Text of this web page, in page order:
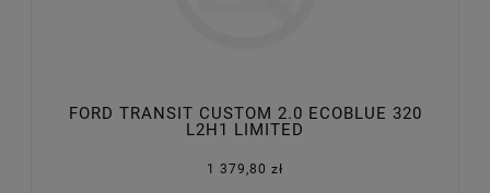
FORD TRANSIT CUSTOM 2.0 ECOBLUE 320
L2H1 LIMITED
1 379,80 zł